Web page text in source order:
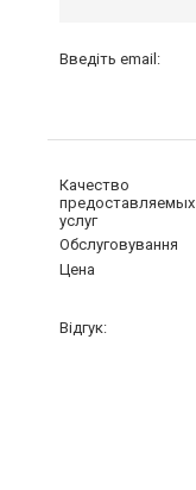
Введіть email:
Качество
предоставляемых
услуг
Обслуговування
Цена
Відгук: